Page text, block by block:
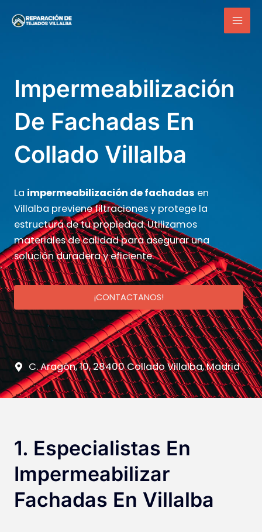
Impermeabilización
De Fachadas En
Collado Villalba
La impermeabilización de fachadas en
Villalba previene filtraciones y protege la
estructura de tu propiedad. Utilizamos
materiales de calidad para asegurar una
solución duradera y eficiente.
¡CONTACTANOS!
C. Aragón, 10, 28400 Collado Villalba, Madrid
1. Especialistas En
Impermeabilizar
Fachadas En Villalba